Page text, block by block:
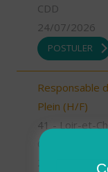
CDD
24/07/2026
POSTULER
Responsable
Plein (H/F)
41 - Loir-et-
CDI